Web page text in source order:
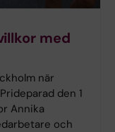
med
när
den 1
Annika
och